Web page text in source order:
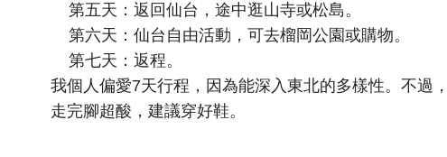
第五天：返回仙台，途中逛山寺或松島。
第六天：仙台自由活動，可去榴岡公園或購物。
第七天：返程。
我個人偏愛7天行程，因為能深入東北的多樣性。不過
走完腳超酸，建議穿好鞋。